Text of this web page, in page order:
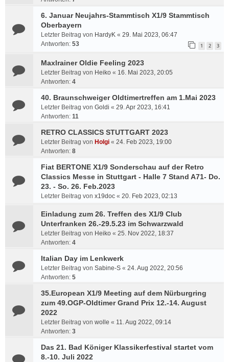
6. Januar Neujahrs-Stammtisch X1/9 Stammtisch
Oberbayern
Letzter Beitrag von HardyK « 29. Mai 2023, 06:47
Antworten: 53 1 2 3
Maxlrainer Oldie Feeling 2023
Letzter Beitrag von Heiko « 16. Mai 2023, 20:05
Antworten: 4
40. Braunschweiger Oldtimertreffen am 1.Mai 2023
Letzter Beitrag von Goldi « 29. Apr 2023, 16:41
Antworten: 11
RETRO CLASSICS STUTTGART 2023
Letzter Beitrag von Holgi « 24. Feb 2023, 19:00
Antworten: 8
Fiat BERTONE X1/9 Sonderschau auf der Retro
Classics Messe in Stuttgart - Halle 7 Stand A71- Do.
23. - So. 26. Feb.2023
Letzter Beitrag von x19doc « 20. Feb 2023, 02:13
Einladung zum 26. Treffen des X1/9 Club
Unterfranken 26.-29.5.23 im Schwarzwald
Letzter Beitrag von Heiko « 25. Nov 2022, 18:37
Antworten: 4
Italian Day im Lenkwerk
Letzter Beitrag von Sabine-S « 24. Aug 2022, 20:56
Antworten: 5
35.European X1/9 Meeting auf dem Nürburgring
zum 49.OGP-Oldtimer Grand Prix 12.-14. August
2022
Letzter Beitrag von wolle « 11. Aug 2022, 09:14
Antworten: 3
Das 21. Bad Königer Klassikerfestival startet vom
8.-10. Juli 2022